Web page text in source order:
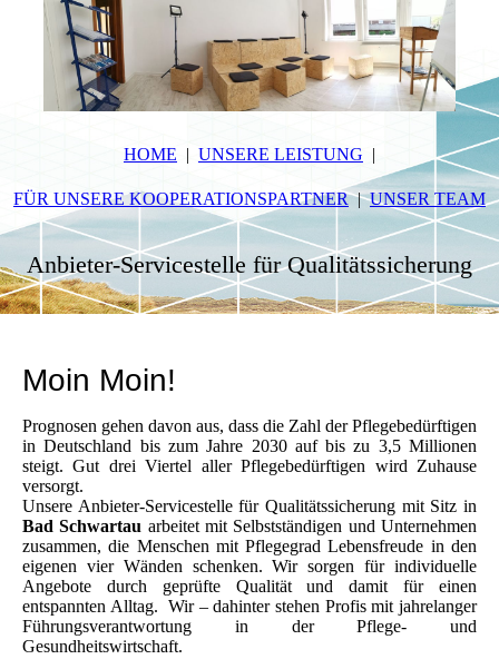
HOME UNSERE LEISTUNG
FÜR UNSERE KOOPERATIONSPARTNER UNSER TEAM
Anbieter-Servicestelle für Qualitätssicherung
Moin Moin!
Prognosen gehen davon aus, dass die Zahl der Pflegebedürftigen
in Deutschland bis zum Jahre 2030 auf bis zu 3,5 Millionen
steigt. Gut drei Viertel aller Pflegebedürftigen wird Zuhause
versorgt.
Unsere Anbieter-Servicestelle für Qualitätssicherung mit Sitz in
Bad Schwartau arbeitet mit Selbstständigen und Unternehmen
zusammen, die Menschen mit Pflegegrad Lebensfreude in den
eigenen vier Wänden schenken. Wir sorgen für individuelle
Angebote durch geprüfte Qualität und damit für einen
entspannten Alltag. Wir – dahinter stehen Profis mit jahrelanger
Führungsverantwortung in der Pflege- und
Gesundheitswirtschaft.